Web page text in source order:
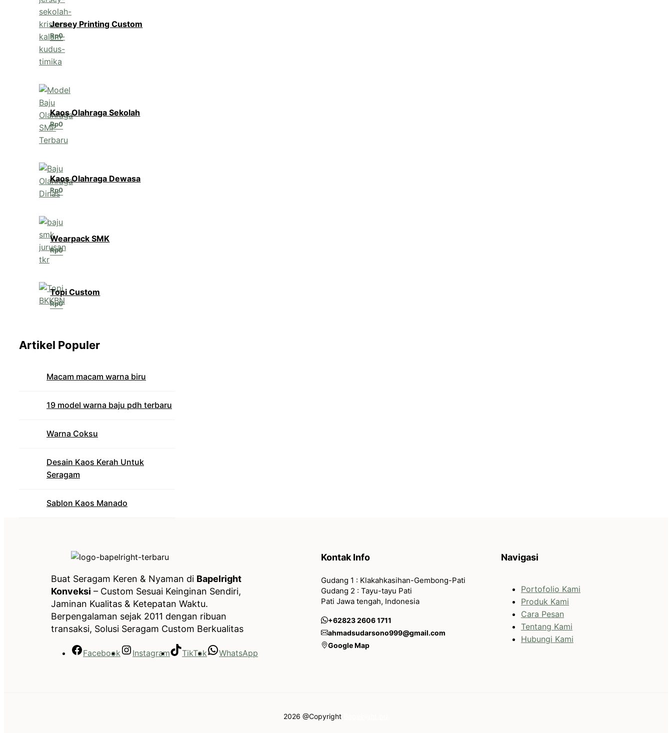
Jersey Printing Custom
Rp0
Kaos Olahraga Sekolah
Rp0
Kaos Olahraga Dewasa
Rp0
Wearpack SMK
Rp0
Topi Custom
Rp0
Artikel Populer
Macam macam warna biru
19 model warna baju pdh terbaru
Warna Coksu
Desain Kaos Kerah Untuk
Seragam
Sablon Kaos Manado
Buat Seragam Keren & Nyaman di Bapelright
Konveksi – Custom Sesuai Keinginan Sendiri,
Jaminan Kualitas & Ketepatan Waktu.
Berpengalaman sejak 2011 dengan ribuan
transaksi, Solusi Seragam Custom Berkualitas
Facebook Instagram TikTok WhatsApp
Kontak Info
Gudang 1 : Klakahkasihan-Gembong-Pati
Gudang 2 : Tayu-tayu Pati
Pati Jawa tengah, Indonesia
+62823 2606 1711
ahmadsudarsono999@gmail.com
Google Map
Navigasi
Portofolio Kami
Produk Kami
Cara Pesan
Tentang Kami
Hubungi Kami
2026 @Copyright